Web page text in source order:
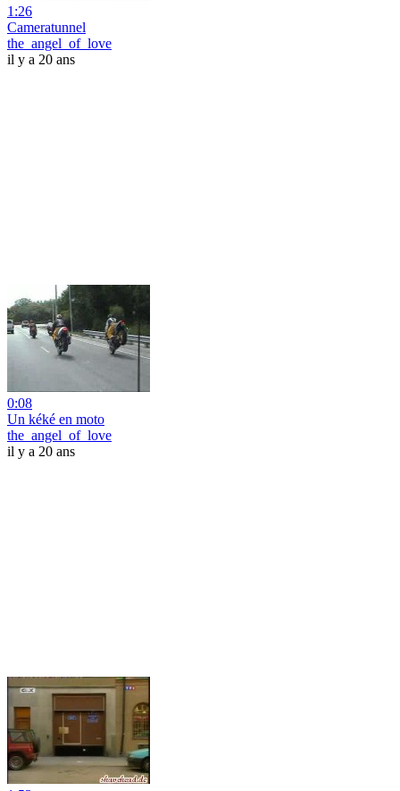
1:26
Cameratunnel
the_angel_of_love
il y a 20 ans
0:08
Un kéké en moto
the_angel_of_love
il y a 20 ans